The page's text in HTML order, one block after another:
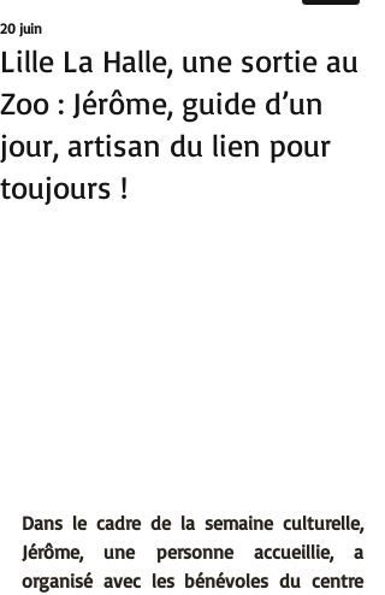
Lille La Halle, une sortie au
Zoo : Jérôme, guide d’un
jour, artisan du lien pour
toujours !
20 juin
Dans le cadre de la semaine culturelle,
Jérôme, une personne accueillie, a
organisé avec les bénévoles du centre